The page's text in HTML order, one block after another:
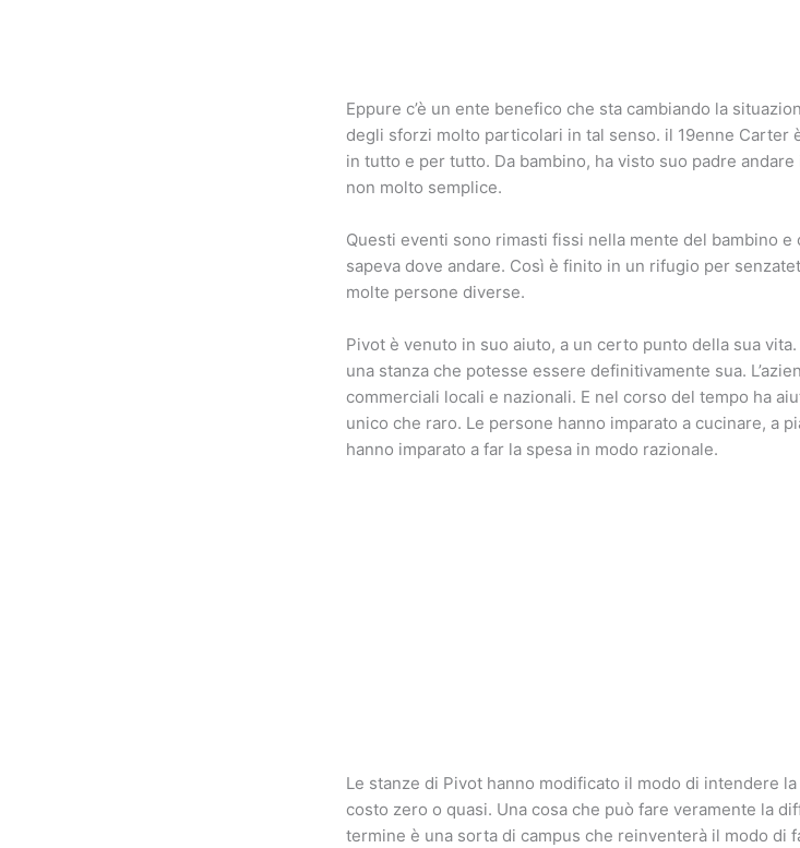
Eppure c’è un ente benefico che sta cambiando la
degli sforzi molto particolari in tal senso. il 19enne Carter
in tutto e per tutto. Da bambino, ha visto suo padre
non molto semplice.
Questi eventi sono rimasti fissi nella mente del bambino e
sapeva dove andare. Così è finito in un rifugio per
molte persone diverse.
Pivot è venuto in suo aiuto, a un certo punto della sua
una stanza che potesse essere definitivamente sua.
commerciali locali e nazionali. E nel corso del tempo ha
unico che raro. Le persone hanno imparato a cucinare, a
hanno imparato a far la spesa in modo razionale.
Le stanze di Pivot hanno modificato il modo di intendere
costo zero o quasi. Una cosa che può fare veramente la
termine è una sorta di campus che reinventerà il modo di